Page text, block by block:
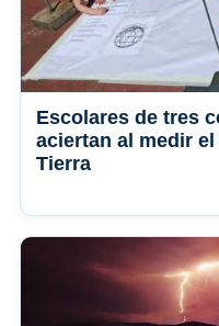
Escolares de tres
aciertan al medir
Tierra